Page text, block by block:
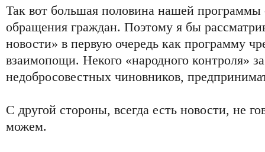
Так вот большая половина нашей программы
обращения граждан. Поэтому я бы
новости» в первую очередь как программу
взаимопощи. Некого «народного контроля»
недобросовестных чиновников,
С другой стороны, всегда есть новости, не
можем.